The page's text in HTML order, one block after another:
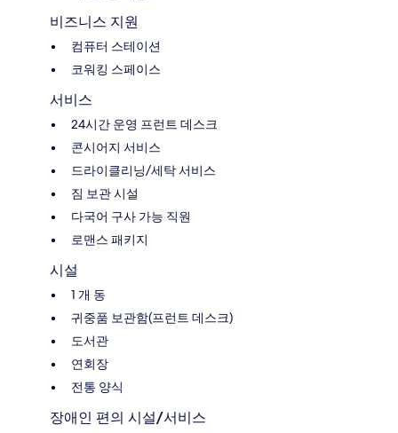
비즈니스 지원
컴퓨터 스테이션
코워킹 스페이스
서비스
24시간 운영 프런트 데스크
콘시어지 서비스
드라이클리닝/세탁 서비스
짐 보관 시설
다국어 구사 가능 직원
로맨스 패키지
시설
1 개 동
귀중품 보관함(프런트 데스크)
도서관
연회장
전통 양식
장애인 편의 시설/서비스